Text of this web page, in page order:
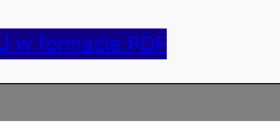
w formacie PDF